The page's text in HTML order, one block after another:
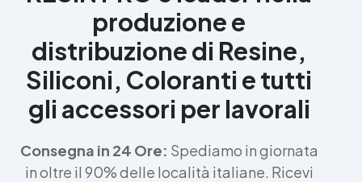
produzione e
distribuzione di Resine,
Siliconi, Coloranti e tutti
gli accessori per lavorali
Consegna in 24 Ore: Spediamo in giornata
in oltre il 90% delle località italiane. Ricevi